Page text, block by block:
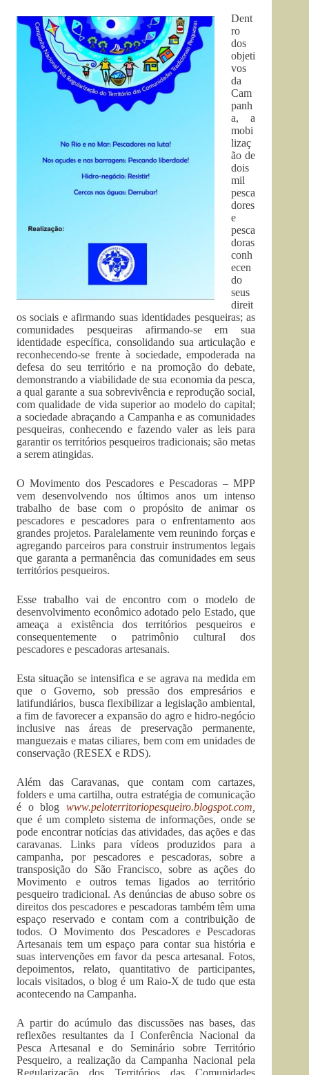
Dent
ro
dos
objeti
vos
da
Cam
panh
a, a
mobi
lizaç
ão de
dois
mil
pesca
dores
e
pesca
doras
conh
ecen
do
seus
direit
os sociais e afirmando suas identidades pesqueiras; as
comunidades pesqueiras afirmando-se em sua
identidade específica, consolidando sua articulação e
reconhecendo-se frente à sociedade, empoderada na
defesa do seu território e na promoção do debate,
demonstrando a viabilidade de sua economia da pesca,
a qual garante a sua sobrevivência e reprodução social,
com qualidade de vida superior ao modelo do capital;
a sociedade abraçando a Campanha e as comunidades
pesqueiras, conhecendo e fazendo valer as leis para
garantir os territórios pesqueiros tradicionais; são metas
a serem atingidas.
O Movimento dos Pescadores e Pescadoras – MPP
vem desenvolvendo nos últimos anos um intenso
trabalho de base com o propósito de animar os
pescadores e pescadores para o enfrentamento aos
grandes projetos. Paralelamente vem reunindo forças e
agregando parceiros para construir instrumentos legais
que garanta a permanência das comunidades em seus
territórios pesqueiros.
Esse trabalho vai de encontro com o modelo de
desenvolvimento econômico adotado pelo Estado, que
ameaça a existência dos territórios pesqueiros e
consequentemente o patrimônio cultural dos
pescadores e pescadoras artesanais.
Esta situação se intensifica e se agrava na medida em
que o Governo, sob pressão dos empresários e
latifundiários, busca flexibilizar a legislação ambiental,
a fim de favorecer a expansão do agro e hidro-negócio
inclusive nas áreas de preservação permanente,
manguezais e matas ciliares, bem com em unidades de
conservação (RESEX e RDS).
Além das Caravanas, que contam com cartazes,
folders e uma cartilha, outra estratégia de comunicação
é o blogwww.peloterritoriopesqueiro.blogspot.com
que é um completo sistema de informações, onde se
pode encontrar notícias das atividades, das ações e das
caravanas. Links para vídeos produzidos para a
campanha, por pescadores e pescadoras, sobre a
transposição do São Francisco, sobre as ações do
Movimento e outros temas ligados ao território
pesqueiro tradicional. As denúncias de abuso sobre os
direitos dos pescadores e pescadoras também têm uma
espaço reservado e contam com a contribuição de
todos. O Movimento dos Pescadores e Pescadoras
Artesanais tem um espaço para contar sua história e
suas intervenções em favor da pesca artesanal. Fotos,
depoimentos, relato, quantitativo de participantes,
locais visitados, o blog é um Raio-X de tudo que esta
acontecendo na Campanha.
A partir do acúmulo das discussões nas bases, das
reflexões resultantes da I Conferência Nacional da
Pesca Artesanal e do Seminário sobre Território
Pesqueiro, a realização da Campanha Nacional pela
Regularização dos Territórios das Comunidades